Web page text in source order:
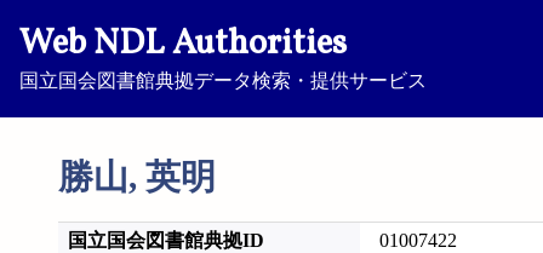
Web NDL Authorities
国立国会図書館典拠データ検索・提供サービス
勝山, 英明
国立国会図書館典拠ID 01007422